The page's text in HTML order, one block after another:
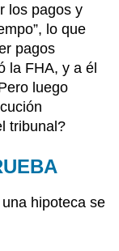
los pagos y
lo que
pagos
la FHA, y a él
luego
tribunal?
hipoteca se